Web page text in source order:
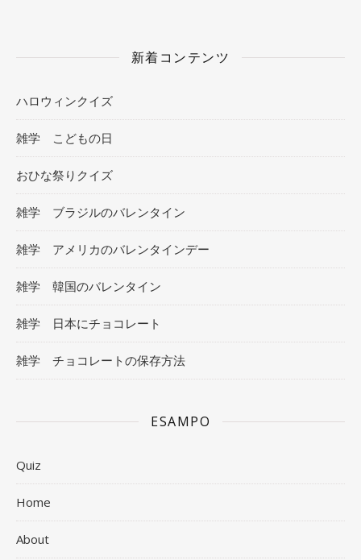
新着コンテンツ
ハロウィンクイズ
雑学 こどもの日
おひな祭りクイズ
雑学 ブラジルのバレンタイン
雑学 アメリカのバレンタインデー
雑学 韓国のバレンタイン
雑学 日本にチョコレート
雑学 チョコレートの保存方法
ESAMPO
Quiz
Home
About